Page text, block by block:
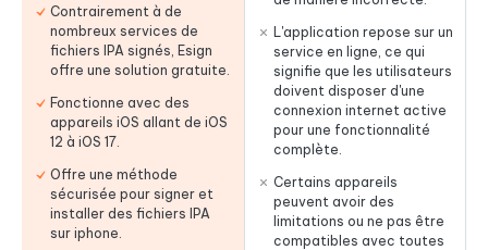
Contrairement à de
nombreux services de
fichiers IPA signés, Esign
offre une solution gratuite.
Fonctionne avec des
appareils iOS allant de iOS
12 à iOS 17.
Offre une méthode
sécurisée pour signer et
installer des fichiers IPA
sur iphone.
L'application repose sur un
service en ligne, ce qui
signifie que les utilisateurs
doivent disposer d'une
connexion internet active
pour une fonctionnalité
complète.
Certains appareils
peuvent avoir des
limitations ou ne pas être
compatibles avec toutes